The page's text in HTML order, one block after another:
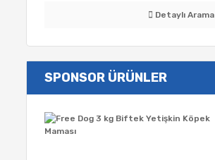
Detaylı Arama
SPONSOR ÜRÜNLER